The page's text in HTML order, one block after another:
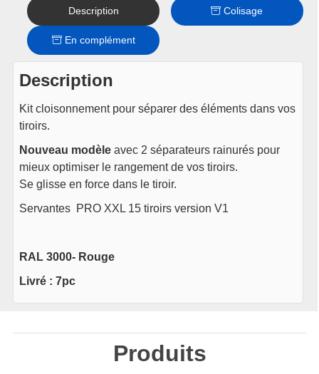
Description Colisage
En complément
Description
Kit cloisonnement pour séparer des éléments dans vos
tiroirs.
Nouveau modèle avec 2 séparateurs rainurés pour
mieux optimiser le rangement de vos tiroirs.
Se glisse en force dans le tiroir.
Servantes PRO XXL 15 tiroirs version V1
RAL 3000- Rouge
Livré : 7pc
Produits